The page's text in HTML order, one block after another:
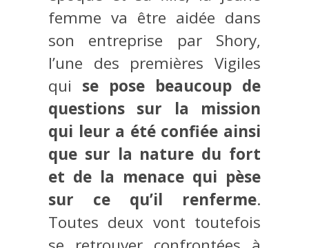
femme va être aidée dans
son entreprise par Shory,
l’une des premières Vigiles
qui se pose beaucoup de
questions sur la mission
qui leur a été confiée ainsi
que sur la nature du fort
et de la menace qui pèse
sur ce qu’il renferme.
Toutes deux vont toutefois